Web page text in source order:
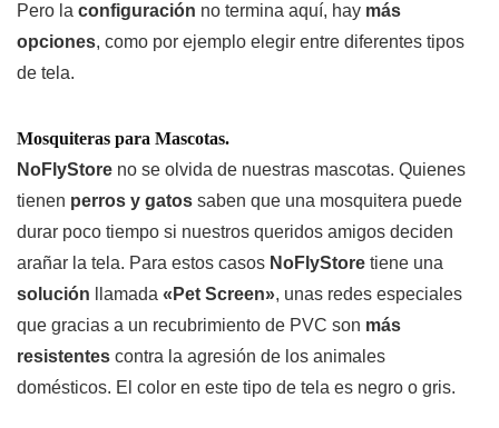
Pero la configuración no termina aquí, hay más
opciones, como por ejemplo elegir entre diferentes tipos
de tela.
Mosquiteras para Mascotas.
NoFlyStore no se olvida de nuestras mascotas. Quienes
tienen perros y gatos saben que una mosquitera puede
durar poco tiempo si nuestros queridos amigos deciden
arañar la tela. Para estos casos NoFlyStore tiene una
solución llamada «Pet Screen», unas redes especiales
que gracias a un recubrimiento de PVC son más
resistentes contra la agresión de los animales
domésticos. El color en este tipo de tela es negro o gris.